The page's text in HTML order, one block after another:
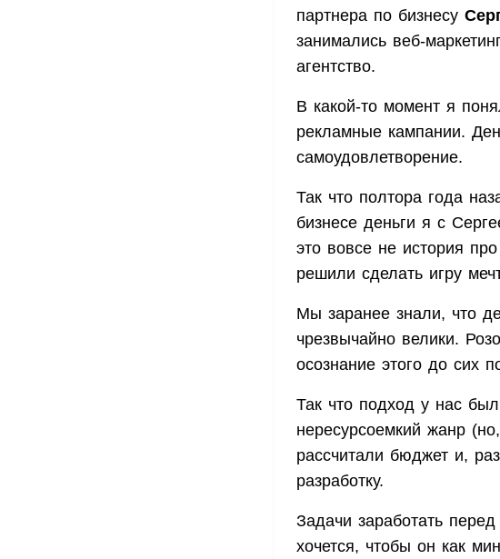
партнера по бизнесу
занимались веб-
агентство.
В какой-то момент я
рекламные кампании.
самоудовлетворение.
Так что полтора года
бизнесе деньги я с
это вовсе не история
решили сделать игру
Мы заранее знали, что
чрезвычайно велики.
осознание этого до сих
Так что подход у нас
нересурсоемкий жанр
рассчитали бюджет и,
разработку.
Задачи заработать
хочется, чтобы он как